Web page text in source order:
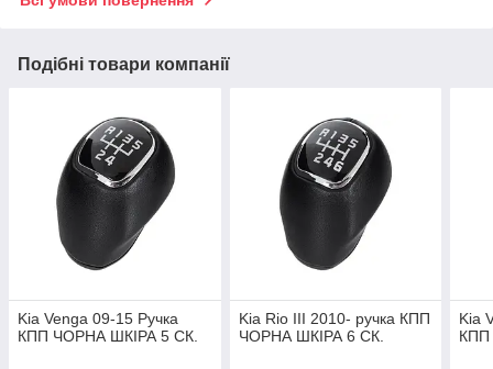
Подібні товари компанії
Kia Venga 09-15 Ручка
КПП ЧОРНА ШКІРА 5 СК.
Kia Rio III 2010- ручка КПП
ЧОРНА ШКІРА 6 СК.
Kia
КПП